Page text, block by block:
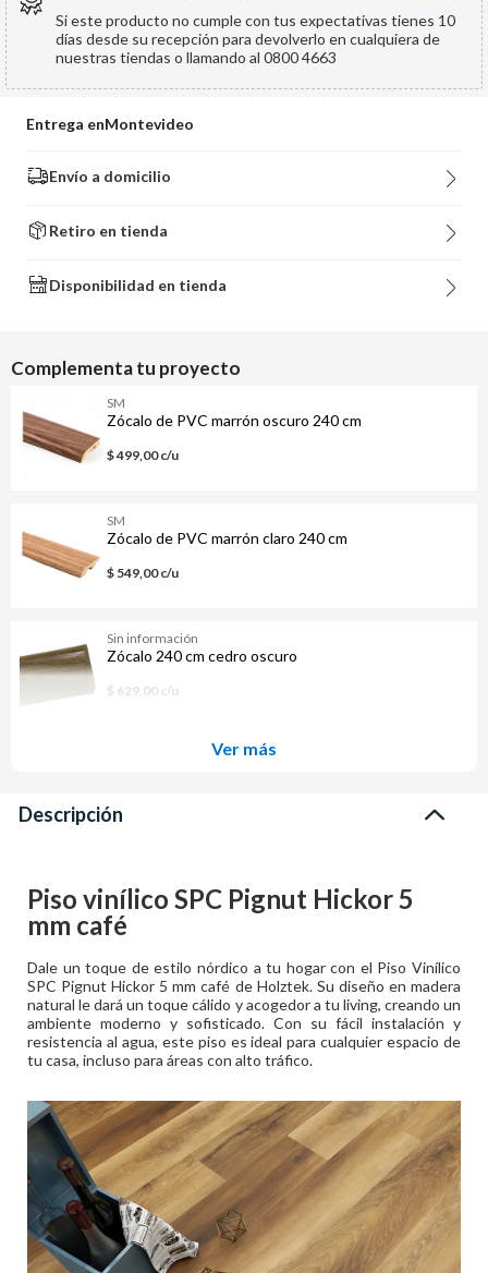
Si este producto no cumple con tus expectativas tienes 10
días desde su recepción para devolverlo en cualquiera de
nuestras tiendas o llamando al 0800 4663
Entrega enMontevideo
Envío a domicilio
Retiro en tienda
Disponibilidad en tienda
Complementa tu proyecto
SM
Zócalo de PVC marrón oscuro 240 cm
$ 499,00 c/u
SM
Zócalo de PVC marrón claro 240 cm
$ 549,00 c/u
Sin información
Zócalo 240 cm cedro oscuro
$ 629,00 c/u
Ver más
Descripción
Piso vinílico SPC Pignut Hickor 5
mm café
Dale un toque de estilo nórdico a tu hogar con el Piso Vinílico
SPC Pignut Hickor 5 mm café de Holztek. Su diseño en madera
natural le dará un toque cálido y acogedor a tu living, creando un
ambiente moderno y sofisticado. Con su fácil instalación y
resistencia al agua, este piso es ideal para cualquier espacio de
tu casa, incluso para áreas con alto tráfico.